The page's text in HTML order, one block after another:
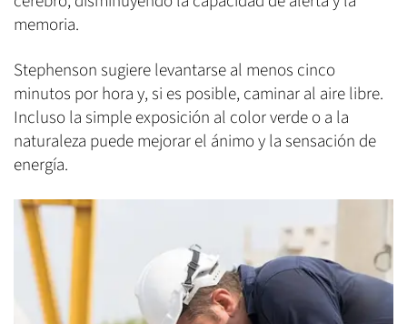
memoria.
Stephenson sugiere levantarse al menos cinco
minutos por hora y, si es posible, caminar al aire libre.
Incluso la simple exposición al color verde o a la
naturaleza puede mejorar el ánimo y la sensación de
energía.